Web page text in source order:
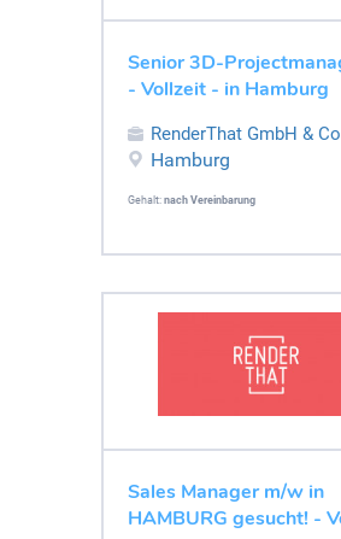
Senior 3D-
- Vollzeit - in Hamburg
RenderThat GmbH &
Hamburg
Gehalt: nach Vereinbarung
Sales Manager m/w in
HAMBURG gesucht! -